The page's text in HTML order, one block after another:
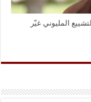
المليوني غيّر